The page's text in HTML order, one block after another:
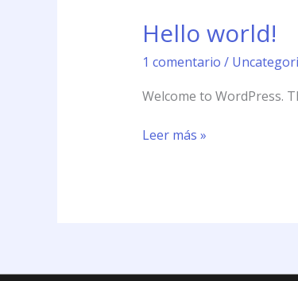
Hello world!
1 comentario /
Welcome to WordPress.
Hello
world!
Leer más »